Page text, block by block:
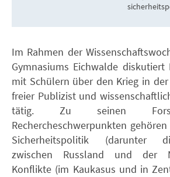
Im Rahmen der
Gymnasiums Eichwalde diskutiert
mit Schülern über den Krieg in
freier Publizist und
tätig. Zu seinen
Rechercheschwerpunkten
Sicherheitspolitik (darunter
zwischen Russland und der
Konflikte (im Kaukasus und in